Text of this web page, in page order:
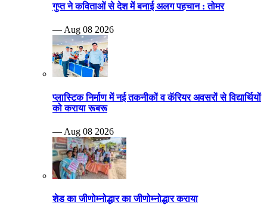
गुप्त ने कविताओं से देश में बनाई अलग पहचान : तोमर
— Aug 08 2026
प्लास्टिक निर्माण में नई तकनीकों व कॅरियर अवसरों से विद्यार्थियों
को कराया रूबरू
— Aug 08 2026
शेड का जीणोम्नोद्धार का जीणोम्नोद्धार कराया